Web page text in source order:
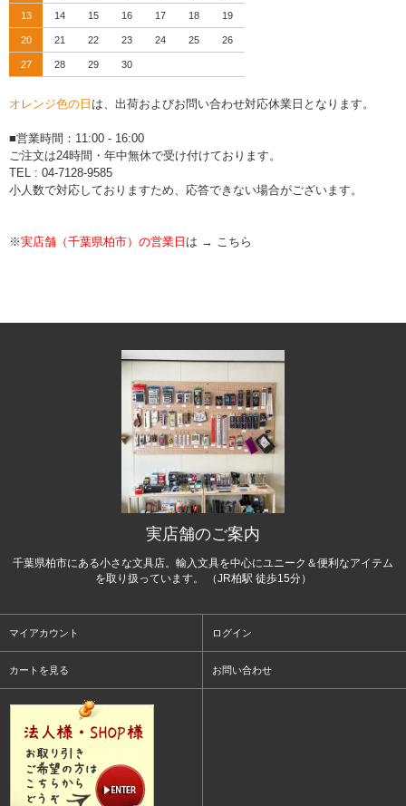
13 14 15 16 17 18 19
20 21 22 23 24 25 26
27 28 29 30
オレンジ色の日 は、出荷およびお問い合わせ対応休業日となります。
■営業時間：11:00 - 16:00
ご注文は24時間・年中無休で受け付けております。
TEL : 04-7128-9585
小人数で対応しておりますため、応答できない場合がございます。
※実店舗（千葉県柏市）の営業日 は → こちら
実店舗のご案内
千葉県柏市にある小さな文具店。輸入文具を中心にユニーク＆便利なアイテム
を取り扱っています。 （JR柏駅 徒歩15分）
マイアカウント ログイン
カートを見る お問い合わせ